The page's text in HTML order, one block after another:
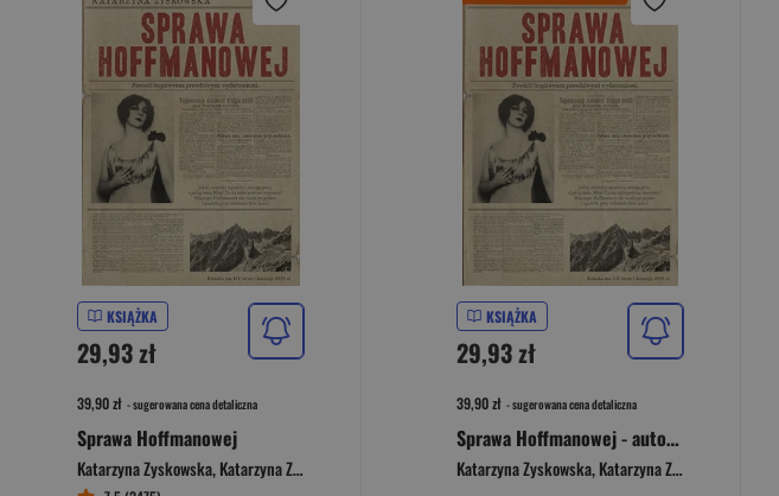
KSIĄŻKA
29,93 zł
39,90 zł - sugerowana cena detaliczna
Sprawa Hoffmanowej
Katarzyna Zyskowska,Katarzyna Zyskowska-Ignaciak
KSIĄŻKA
29,93 zł
39,90 zł - sugerowana cena detaliczna
Sprawa Hoffmanowej - autograf
Katarzyna Zyskowska,Katarzyna Zyskowska-Ignaciak